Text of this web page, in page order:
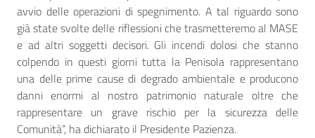
avvio delle operazioni di spegnimento. A tal riguardo sono
già state svolte delle riflessioni che trasmetteremo al MASE
e ad altri soggetti decisori. Gli incendi dolosi che stanno
colpendo in questi giorni tutta la Penisola rappresentano
una delle prime cause di degrado ambientale e producono
danni enormi al nostro patrimonio naturale oltre che
rappresentare un grave rischio per la sicurezza delle
Comunità”, ha dichiarato il Presidente Pazienza.